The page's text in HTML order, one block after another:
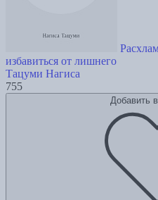
избавиться от лишнего
Тацуми Нагиса
755
Добавить